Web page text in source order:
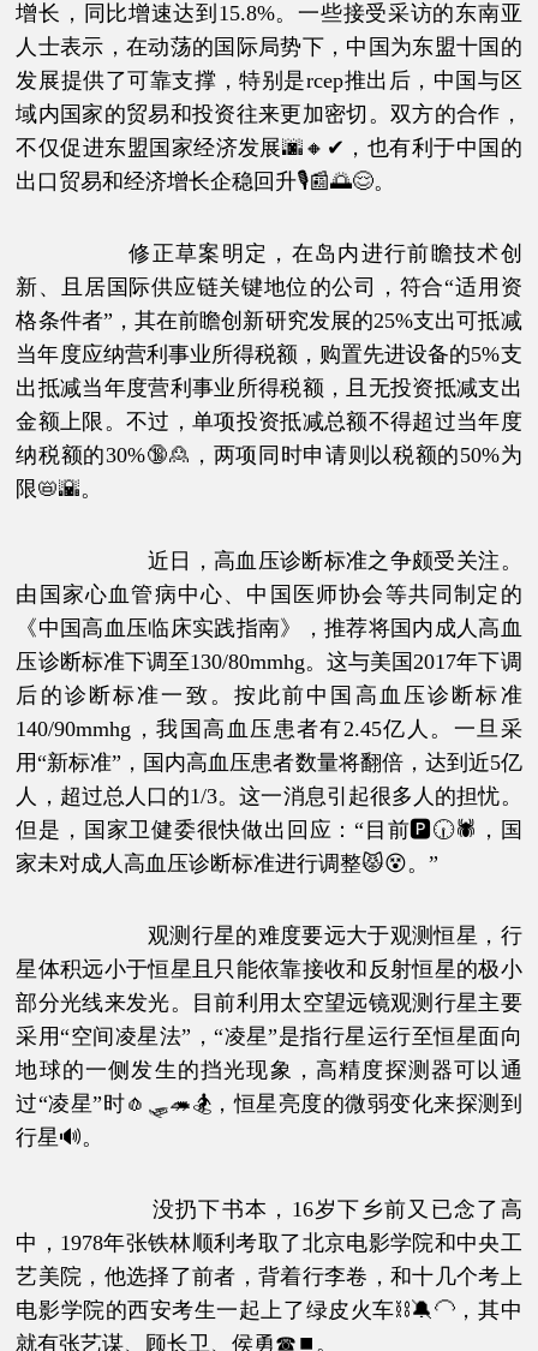
增长，同比增速达到15.8%。一些接受采访的东南亚
人士表示，在动荡的国际局势下，中国为东盟十国的
发展提供了可靠支撑，特别是rcep推出后，中国与区
域内国家的贸易和投资往来更加密切。双方的合作，
不仅促进东盟国家经济发展🌆🔸✔，也有利于中国的
出口贸易和经济增长企稳回升🎙📰🌅😌。
修正草案明定，在岛内进行前瞻技术创
新、且居国际供应链关键地位的公司，符合“适用资
格条件者”，其在前瞻创新研究发展的25%支出可抵减
当年度应纳营利事业所得税额，购置先进设备的5%支
出抵减当年度营利事业所得税额，且无投资抵减支出
金额上限。不过，单项投资抵减总额不得超过当年度
纳税额的30%🔞🙎，两项同时申请则以税额的50%为
限📛🌇。
近日，高血压诊断标准之争颇受关注。
由国家心血管病中心、中国医师协会等共同制定的
《中国高血压临床实践指南》，推荐将国内成人高血
压诊断标准下调至130/80mmhg。这与美国2017年下调
后的诊断标准一致。按此前中国高血压诊断标准
140/90mmhg，我国高血压患者有2.45亿人。一旦采
用“新标准”，国内高血压患者数量将翻倍，达到近5亿
人，超过总人口的1/3。这一消息引起很多人的担忧。
但是，国家卫健委很快做出回应：“目前🅿🕡🕷，国
家未对成人高血压诊断标准进行调整😾😵。”
观测行星的难度要远大于观测恒星，行
星体积远小于恒星且只能依靠接收和反射恒星的极小
部分光线来发光。目前利用太空望远镜观测行星主要
采用“空间凌星法”，“凌星”是指行星运行至恒星面向
地球的一侧发生的挡光现象，高精度探测器可以通
过“凌星”时🧄🛷🦔🏂，恒星亮度的微弱变化来探测到
行星🔊。
没扔下书本，16岁下乡前又已念了高
中，1978年张铁林顺利考取了北京电影学院和中央工
艺美院，他选择了前者，背着行李卷，和十几个考上
电影学院的西安考生一起上了绿皮火车⛓🔕🦲，其中
就有张艺谋、顾长卫、侯勇☎⏹。